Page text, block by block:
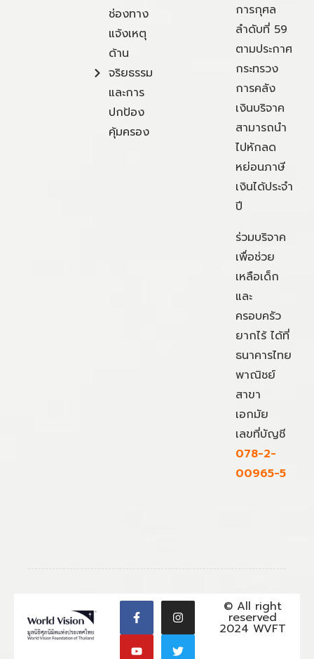
ช่องทาง
แจ้งเหตุ
ด้าน
จริยธรรม
และการ
ปกป้อง
คุ้มครอง
การกุศล
ลำดับที่ 59
ตามประกาศ
กระทรวง
การคลัง
เงินบริจาค
สามารถนำ
ไปหักลด
หย่อนภาษี
เงินได้ประจำ
ปี
ร่วมบริจาค
เพื่อช่วย
เหลือเด็ก
และ
ครอบครัว
ยากไร้ ได้ที่
ธนาคารไทย
พาณิชย์
สาขา
เอกมัย
เลขที่บัญชี
078-2-
00965-5
© All right
reserved
2024 WVFT